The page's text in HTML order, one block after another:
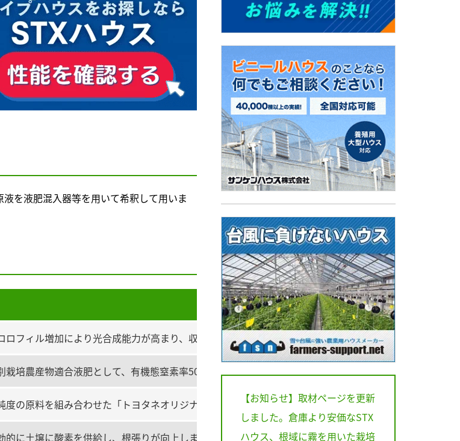
を液肥混入器等を用いて希釈して用いま
ロフィル増加により光合成能力が高まり、収量向上・品質改善・丈夫な苗づくりに寄与。 硝酸還元酵
栽培農産物適合液肥として、有機態窒素率50％を含有
度の原料を組み合わせた「トヨタネオリジナル」養液栽培専用の肥料で、原液づくりの手間を削減しま
的に土壌に酸素を供給し、根張りが向上します
【お知らせ】取材ページを更新
しました。倉庫より安価なSTX
ハウス、根域に霧を用いた栽培